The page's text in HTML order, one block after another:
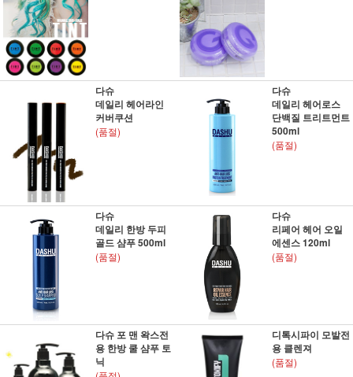
다슈
데일리 헤어라인
커버쿠션
(품절)
다슈
데일리 헤어로스
단백질 트리트먼트
500ml
(품절)
다슈
데일리 한방 두피
골드 샴푸 500ml
(품절)
다슈
리페어 헤어 오일
에센스 120ml
(품절)
다슈 포 맨 왁스전
용 한방 쿨 샴푸 토
닉
디톡시파이 모발전
용 클렌져
(품절)